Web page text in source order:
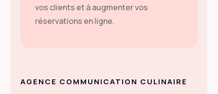
vos clients et à augmenter vos
réservations en ligne.
AGENCE COMMUNICATION CULINAIRE